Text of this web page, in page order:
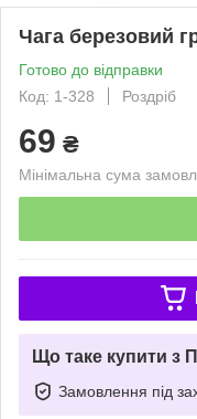
Чага березовий
Готово до відправки
Код: 1-328
Роздріб
69 ₴
Мінімальна сума
Що таке купити з
Замовлення під